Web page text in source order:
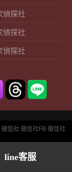
line客服
偵探社
偵探社
偵探社
徵信社 徵信社FB 徵信社